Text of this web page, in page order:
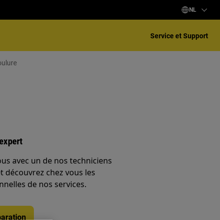
NL
Service et Support
avec un de nos techniciens
découvrez chez vous les
de nos services.